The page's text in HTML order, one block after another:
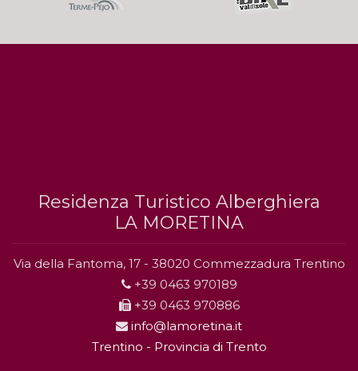
Residenza Turistico Alberghiera
LA MORETINA
Via della Fantoma, 17 - 38020 Commezzadura Trentino
+39 0463 970189
+39 0463 970886
info@lamoretina.it
Trentino - Provincia di Trento